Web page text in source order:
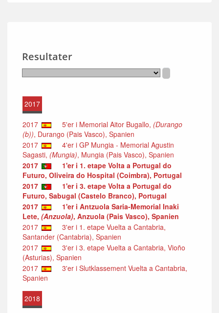
Resultater
2017
2017 5'er i Memorial Aitor Bugallo, (Durango
(b)), Durango (Pais Vasco), Spanien
2017
4'er i GP Mungia - Memorial Agustin
Sagasti, (Mungia), Mungia (Pais Vasco), Spanien
2017
1'er i 1. etape Volta a Portugal do
Futuro, Oliveira do Hospital (Coimbra), Portugal
2017
1'er i 3. etape Volta a Portugal do
Futuro, Sabugal (Castelo Branco), Portugal
2017
1'er i Antzuola Saria-Memorial Inaki
Lete, (Anzuola), Anzuola (Pais Vasco), Spanien
2017
3'er i 1. etape Vuelta a Cantabria,
Santander (Cantabria), Spanien
2017
3'er i 3. etape Vuelta a Cantabria, Vioño
(Asturias), Spanien
2017
3'er i Slutklassement Vuelta a Cantabria,
Spanien
2018